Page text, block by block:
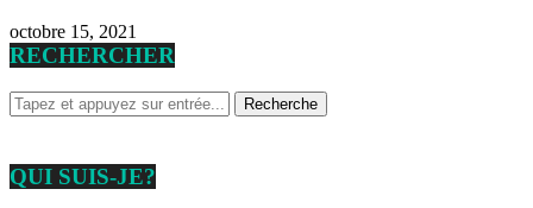
octobre 15, 2021
RECHERCHER
QUI SUIS-JE?